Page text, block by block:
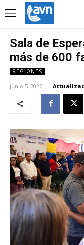
Sala de
más de 600
REGIONES
junio 5, 2026